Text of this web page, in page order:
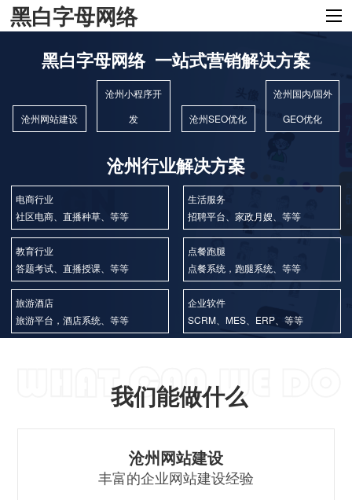
黑白字母网络
黑白字母网络 一站式营销解决方案
沧州网站建设
沧州小程序开
发
沧州SEO优化
沧州国内/国外
GEO优化
沧州行业解决方案
电商行业
社区电商、直播种草、等等
生活服务
招聘平台、家政月嫂、等等
教育行业
答题考试、直播授课、等等
点餐跑腿
点餐系统，跑腿系统、等等
旅游酒店
旅游平台，酒店系统、等等
企业软件
SCRM、MES、ERP、等等
我们能做什么
沧州网站建设
丰富的企业网站建设经验